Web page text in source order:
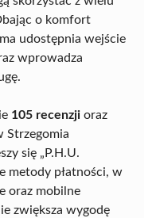
o komfort
udostępnia wejście
wprowadza
105 recenzji oraz
Strzegomia
się „P.H.U.
metody płatności, w
oraz mobilne
zwiększa wygodę